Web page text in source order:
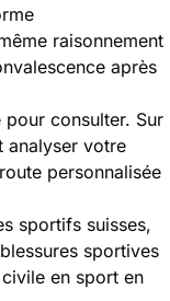
raisonnement
après
consulter. Sur
analyser votre
personnalisée
sportifs suisses,
blessures sportives
en sport en